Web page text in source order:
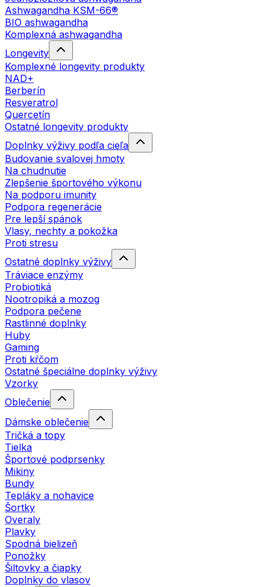
Ashwagandha KSM-66®
BIO ashwagandha
Komplexná ashwagandha
Longevity
Komplexné longevity produkty
NAD+
Berberín
Resveratrol
Quercetín
Ostatné longevity produkty
Doplnky výživy podľa cieľa
Budovanie svalovej hmoty
Na chudnutie
Zlepšenie športového výkonu
Na podporu imunity
Podpora regenerácie
Pre lepší spánok
Vlasy, nechty a pokožka
Proti stresu
Ostatné doplnky výživy
Tráviace enzýmy
Probiotiká
Nootropiká a mozog
Podpora pečene
Rastlinné doplnky
Huby
Gaming
Proti kŕčom
Ostatné špeciálne doplnky výživy
Vzorky
Oblečenie
Dámske oblečenie
Tričká a topy
Tielka
Športové podprsenky
Mikiny
Bundy
Tepláky a nohavice
Šortky
Overaly
Plavky
Spodná bielizeň
Ponožky
Šiltovky a čiapky
Doplnky do vlasov